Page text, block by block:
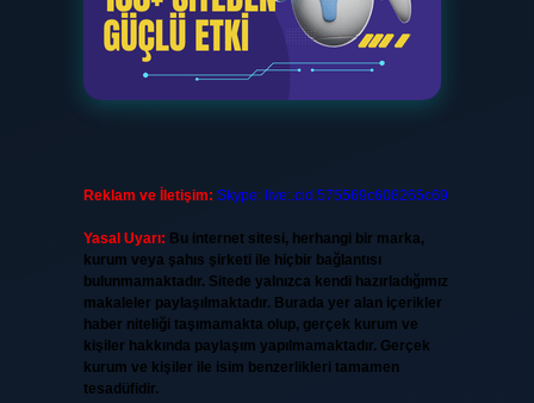
Reklam ve İletişim: Skype: live:.cid.575569c608265c69
Yasal Uyarı: Bu internet sitesi, herhangi bir marka,
kurum veya şahıs şirketi ile hiçbir bağlantısı
bulunmamaktadır. Sitede yalnızca kendi hazırladığımız
makaleler paylaşılmaktadır. Burada yer alan içerikler
haber niteliği taşımamakta olup, gerçek kurum ve
kişiler hakkında paylaşım yapılmamaktadır. Gerçek
kurum ve kişiler ile isim benzerlikleri tamamen
tesadüfidir.